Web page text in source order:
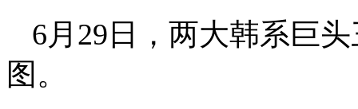
6月29日，两大韩系巨
图。